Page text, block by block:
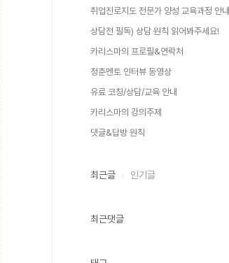
취업진로지도 전문가 양성 교육과정 안내
상담전 필독) 상담 원칙 읽어봐주세요!
카리스마의 프로필&연락처
청춘멘토 인터뷰 동영상
유료 코칭/상담/교육 안내
카리스마의 강의주제
댓글&답방 원칙
최근글 인기글
최근댓글